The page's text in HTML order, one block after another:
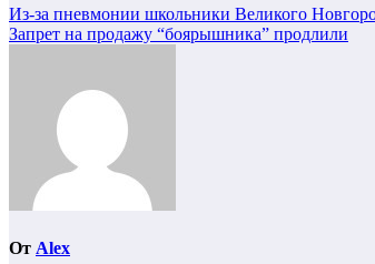
Из-за пневмонии школьники Великого
Запрет на продажу “боярышника” продлили
От Alex